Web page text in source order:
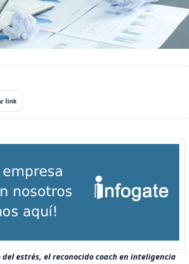
link
estrés, el reconocido coach en inteligencia